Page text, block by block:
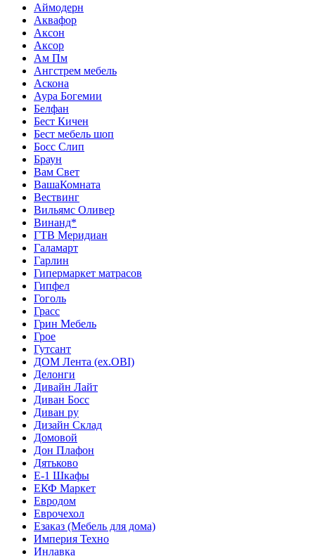
Аймодерн
Аквафор
Аксон
Аксор
Ам Пм
Ангстрем мебель
Аскона
Аура Богемии
Белфан
Бест Кичен
Бест мебель шоп
Босс Слип
Браун
Вам Свет
ВашаКомната
Вествинг
Вильямс Оливер
Винанд*
ГТВ Меридиан
Галамарт
Гарлин
Гипермаркет матрасов
Гипфел
Гоголь
Грасс
Грин Мебель
Грое
Гутсант
ДОМ Лента (ex.OBI)
Делонги
Дивайн Лайт
Диван Босс
Диван ру
Дизайн Склад
Домовой
Дон Плафон
Дятьково
Е-1 Шкафы
ЕКФ Маркет
Евродом
Еврочехол
Езаказ (Мебель для дома)
Империя Техно
Инлавка